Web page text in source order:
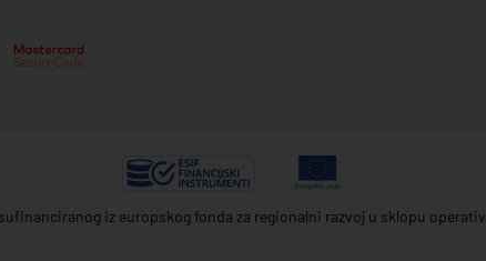
iz europskog fonda za regionalni razvoj u sklopu